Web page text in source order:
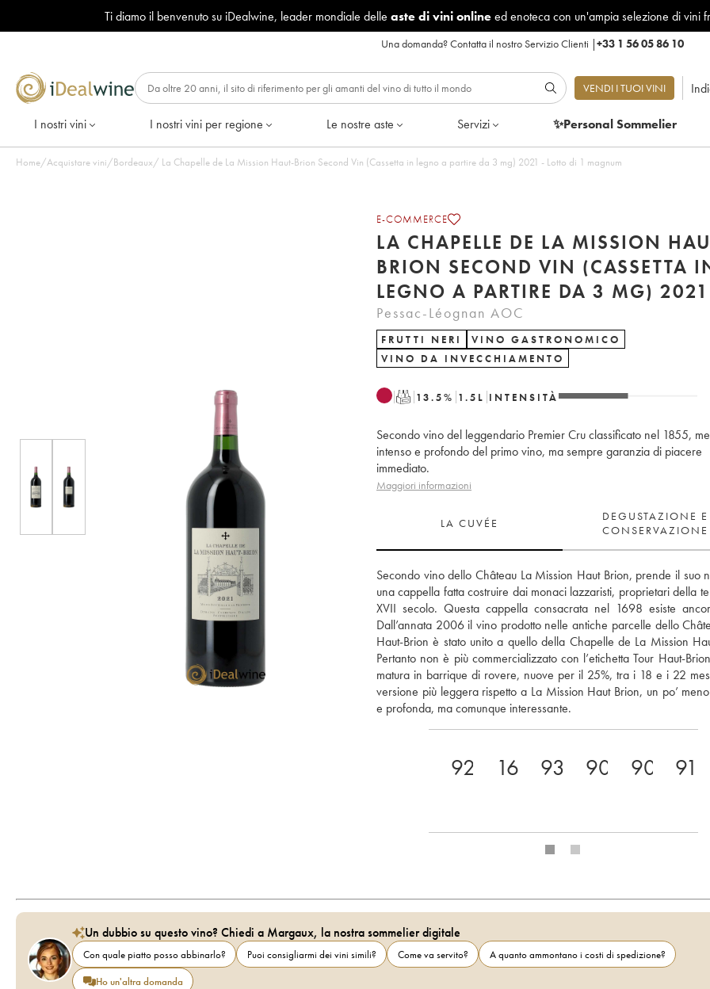
Ti diamo il benvenuto su iDealwine, leader mondiale delle aste di vini onlineed enoteca con un'ampia selezione di vini
Una domanda?Contatta il nostro Servizio Clienti |+33 1 56 05 86 10
VENDI I TUOI VINI
I nostri vini I nostri vini per regione Le nostre aste Servizi ✨Personal Sommelier
Home/Acquistare vini/Bordeaux/ La Chapelle de La Mission Haut-Brion Second Vin (Cassetta in legno a partire da 3 mg) 2021 - Lotto di 1 magnum
E-COMMERCE
LA CHAPELLE DE LA MISSION
BRION SECOND VIN (CASSETTA
LEGNO A PARTIRE DA 3 MG) 2021
Pessac-Léognan AOC
FRUTTI NERI
VINO GASTRONOMICO
VINO DA INVECCHIAMENTO
T 13.5% 1.5 L INTENSITÀ
Secondo vino del leggendario Premier Cru classificato nel 1855,
intenso e profondo del primo vino, ma sempre garanzia di piacere
immediato.
Maggiori informazioni
LA CUVÉE
DEGUSTAZIONE E
CONSERVAZIONE
Secondo vino dello Château La Mission Haut Brion, prende il suo
una cappella fatta costruire dai monaci lazzaristi, proprietari della
XVII secolo. Questa cappella consacrata nel 1698 esiste
Dall’annata 2006 il vino prodotto nelle antiche parcelle dello
Haut-Brion è stato unito a quello della Chapelle de La Mission
Pertanto non è più commercializzato con l’etichetta Tour Haut-
matura in barrique di rovere, nuove per il 25%, tra i 18 e i 22
versione più leggera rispetto a La Mission Haut Brion, un po’
e profonda, ma comunque interessante.
92 16 93 90 90 91
Un dubbio su questo vino? Chiedi a Margaux, la nostra sommelier digitale
Con quale piatto posso abbinarlo? Puoi consigliarmi dei vini simili? Come va servito?
A quanto ammontano i costi di spedizione?
Ho un'altra domanda